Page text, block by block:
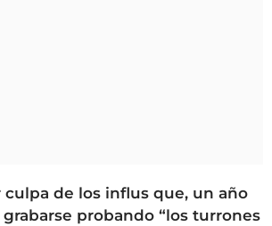
culpa de los influs que, un año
probando “los turrones